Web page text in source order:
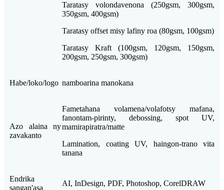
Taratasy volondavenona (250gsm, 300gsm,
350gsm, 400gsm)
Taratasy offset misy lafiny roa (80gsm, 100gsm)
Taratasy Kraft (100gsm, 120gsm, 150gsm,
200gsm, 250gsm, 300gsm)
Habe/loko/logo namboarina manokana
Azo alaina ny
zavakanto
Fametahana volamena/volafotsy mafana,
fanontam-pirinty, debossing, spot UV,
mamirapiratra/matte
Lamination, coating UV, haingon-trano vita
tanana
Endrika
sangan'asa
AI, InDesign, PDF, Photoshop, CorelDRAW